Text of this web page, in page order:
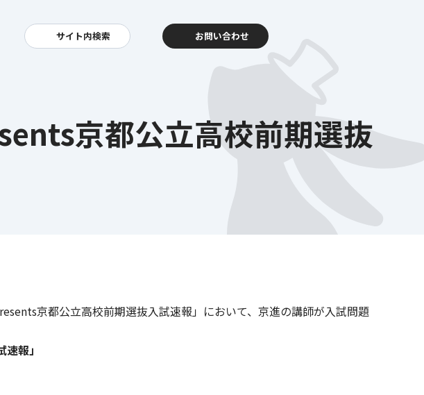
組み
ただくために
活動報告
お客様相談センター
サイト内検索 お問い合わせ
京都公立高校前期選抜
京都公立高校前期選抜入試速報」において、京進の講師が入試問題
報」